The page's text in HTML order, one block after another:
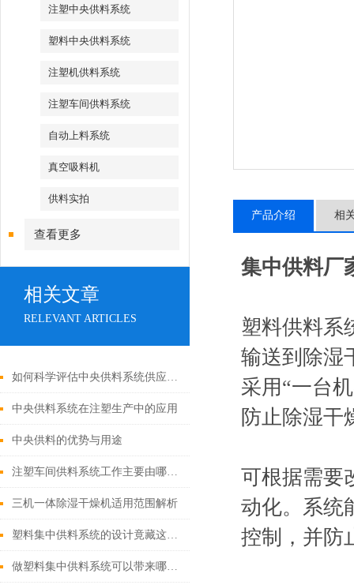
注塑中央供料系统
塑料中央供料系统
注塑机供料系统
注塑车间供料系统
自动上料系统
真空吸料机
供料实拍
查看更多
相关文章
RELEVANT ARTICLES
如何科学评估中央供料系统供应商与工程实施能力？
中央供料系统在注塑生产中的应用
中央供料的优势与用途
注塑车间供料系统工作主要由哪些步骤来完成？
三机一体除湿干燥机适用范围解析
塑料集中供料系统的设计竟藏这样的秘密！
做塑料集中供料系统可以带来哪些好处？
产品介绍 相
集中供料厂
塑料供料系
输送到除湿
采用“一台
防止除湿干
可根据需要
动化。系统
控制，并防